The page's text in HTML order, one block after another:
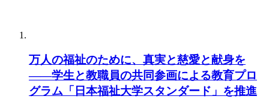
万人の福祉のために、真実と慈愛と献身を
――学生と教職員の共同参画による教育プロ
グラム「日本福祉大学スタンダード」を推進